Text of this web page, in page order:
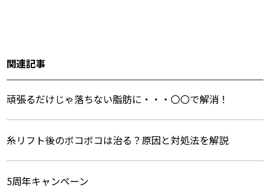
関連記事
頑張るだけじゃ落ちない脂肪に・・・〇〇で解消！
糸リフト後のボコボコは治る？原因と対処法を解説
5周年キャンペーン